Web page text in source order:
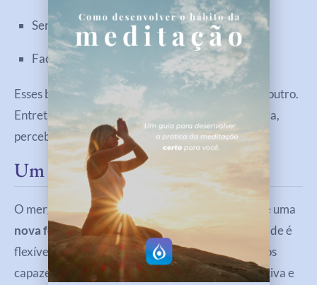
Sensação de conexão com o propósito
Facilidade em manifestar metas e sonhos
Esses benefícios não acontecem de um dia para o outro.
Entretanto, à medida que você aprofunda a prática,
percebe mudanças consistentes e duradouras.
Um Convite Para Despertar
O mergulho quântico é mais do que uma técnica, é uma
nova forma de viver. Ele nos mostra que a realidade é
flexível, que nossas escolhas importam e que somos
capazes de cocriar uma vida abundante, significativa e